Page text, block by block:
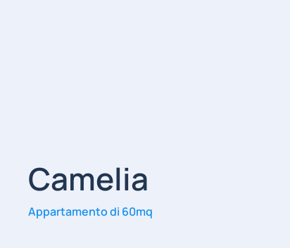
Camelia
Appartamento di 60mq